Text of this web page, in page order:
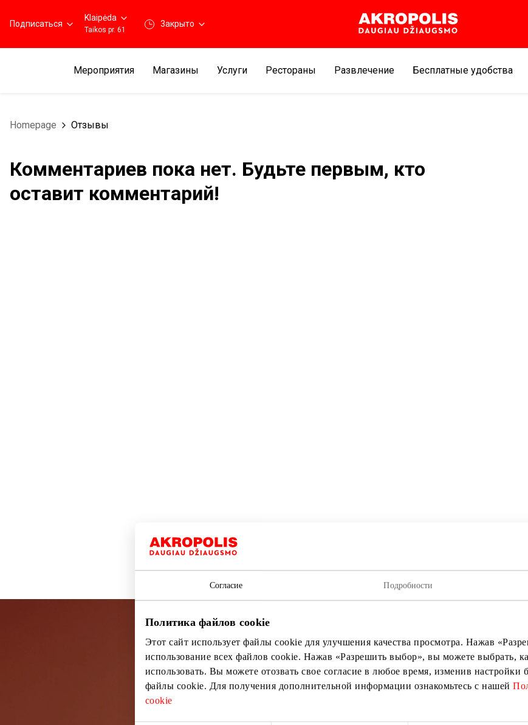
Согласие Подробности
Политика файлов cookie
Этот сайт использует файлы cookie для улучшения качества просмотра. Нажав
использование всех файлов cookie. Нажав «Разрешить выбор», вы можете выбрать,
использовать. Вы можете отозвать свое согласие в любое время, изменив настройки
файлы cookie. Для получения дополнительной информации ознакомьтесь с нашей
cookie
Подписаться
Klaipėda
Taikos pr. 61
3акрыто
Мероприятия Магазины Услуги Рестораны Развлечение Бесплатные удобства
Homepage Отзывы
Комментариев пока нет. Будьте первым, кто
оставит комментарий!
Подписывайтесь на рассылку
Узнайте первыми о лучших предложениях, мероприятиях и самой